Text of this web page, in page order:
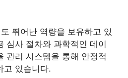
뛰어난 역량을 보유하고 있
심사 절차와 과학적인 데이
관리 시스템을 통해 안정적
고 있습니다.